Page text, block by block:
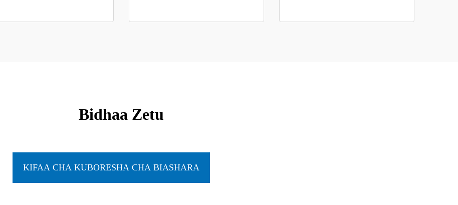
Bidhaa Zetu
KIFAA CHA KUBORESHA CHA BIASHARA